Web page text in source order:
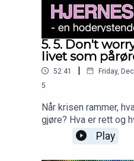
5. 5. Don't
livet som
52:41 | Friday,
5
Når krisen rammer,
gjøre? Hva er rett og
Play